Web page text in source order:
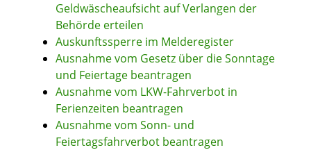
Geldwäscheaufsicht auf Verlangen der
Behörde erteilen
Auskunftssperre im Melderegister
Ausnahme vom Gesetz über die Sonntage
und Feiertage beantragen
Ausnahme vom LKW-Fahrverbot in
Ferienzeiten beantragen
Ausnahme vom Sonn- und
Feiertagsfahrverbot beantragen